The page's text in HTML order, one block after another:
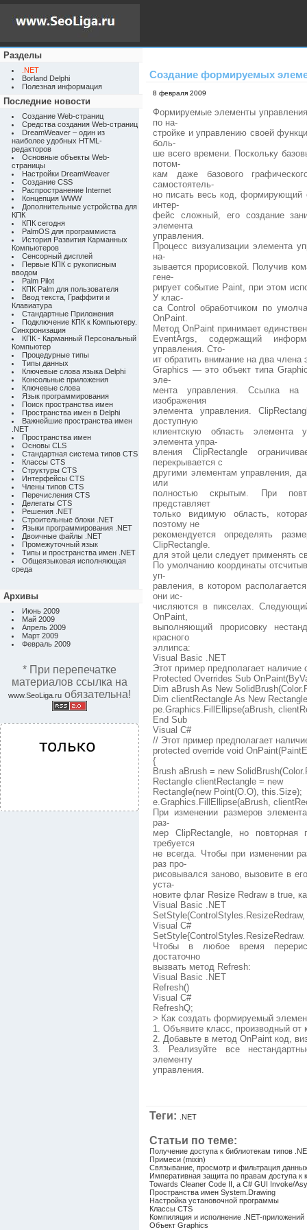
Разделы
.NET
Borland Delphi
Полезная информация
Последние новости
Создание Web-страниц
Средства создания Web-страниц
DreamWeaver – один из
наиболее удобных HTML-
редакторов
Основные объекты Web-
страницы
Настройки DreamWeaver
Создание CSS
Распространение Internet
Концепция WWW
Дополнительные устройства для
КПК
КПК сегодня
PalmOS для программиста
История Развития Карманных
Компьютеров
Сенсорный дисплей
Первые КПК с рукописным
вводом
Palm Pilot
КПК Palm для пользователя
Ввод текста, Граффити и
Клавиатура
Стандартные Приложения
Подключение КПК к Компьютеру.
Синхронизация
КПК - Карманный Персональный
Компьютер
Процедурные типы
Типы данных
Ключевые слова языка Delphi
Консольные приложения
Ключевые слова
Язык программирования
Поиск пространства имен
Пространства имен в Delphi
Важнейшие пространства имен
.NET
Пространства имен
Основы CLS
Стандартная система типов CTS
Классы CTS
Структуры CTS
Интерфейсы CTS
Члены типов CTS
Перечисления CTS
Делегаты CTS
Решения .NET
Строительные блоки .NET
Языки программирования .NET
Двоичные файлы .NET
Промежуточный язык
Типы и пространства имен .NET
Общеязыковая исполняющая
среда
Архивы
Июнь 2009
Май 2009
Апрель 2009
Март 2009
Февраль 2009
* При перепечатке
материалов ссылка на
www.SeoLiga.ru обязательна!
Создание формируемых
8 февраля 2009
Формируемые элементы
по на-
стройке и управлению своей
боль-
ше всего времени. Поскольку
потом-
кам даже базового
самостоятель-
но писать весь код, формирующий
интер-
фейс сложный, его создание
элемента
управления.
Процесс визуализации элемента
на-
зывается прорисовкой. Получив
гене-
рирует событие Paint, при этом
У клас-
са Control обработчиком по
OnPaint.
Метод OnPaint принимает
EventArgs, содержащий
управления. Сто-
ит обратить внимание на два
Graphics — это объект типа
эле-
мента управления. Ссылка на
изображения
элемента управления.
доступную
клиентскую область элемента
элемента упра-
вления ClipRectangle
перекрывается с
другими элементам управления,
или
полностью скрытым. При
представляет
только видимую область,
поэтому не
рекомендуется определять
ClipRectangle.
для этой цели следует применять
По умолчанию координаты
уп-
равления, в котором
они ис-
числяются в пикселах.
OnPaint,
выполняющий прорисовку
красного
эллипса:
Visual Basic .NET
Этот пример предполагает
Protected Overrides Sub
Dim aBrush As New
Dim clientRectangle As New
pe.Graphics.FillEllipse(aBrush,
End Sub
Visual C#
// Этот пример предполагает
protected override void
{
Brush aBrush = new
Rectangle clientRectangle = new
Rectangle(new Point(O.O), this.Size);
e.Graphics.FillEllipse(aBrush,
При изменении размеров
раз-
мер ClipRectangle, но повторная
требуется
не всегда. Чтобы при изменении
раз про-
рисовывался заново, вызовите в
уста-
новите флаг Resize Redraw в true,
Visual Basic .NET
SetStyle(ControlStyles.ResizeRedraw,
Visual C#
SetStyle{ControlStyles.ResizeRedraw.
Чтобы в любое время
достаточно
вызвать метод Refresh:
Visual Basic .NET
Refresh()
Visual C#
RefreshQ;
> Как создать формируемый
1. Объявите класс, производный от
2. Добавьте в метод OnPaint код,
3. Реализуйте все
элементу
управления.
Теги: .NET
Статьи по теме:
Получение доступа к библиотекам типов
Примеси (mixin)
Связывание, просмотр и фильтрация
Императивная защита по правам доступа к
Towards Cleaner Code II, a C# GUI Invoke/
Пространства имен System.Drawing
Настройка установочной программы
Классы CTS
Компиляция и исполнение .NET-приложений
Объект Graphics